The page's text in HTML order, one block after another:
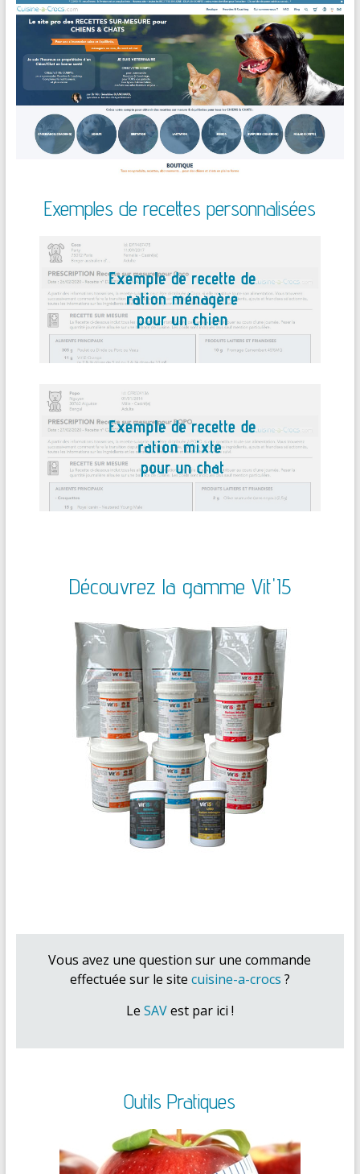
Exemples de recettes personnalisées
Découvrez la gamme Vit'I5
Vous avez une question sur une commande
effectuée sur le site cuisine-a-crocs ?
Le SAVest par ici !
Outils Pratiques